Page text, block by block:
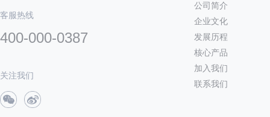
客服热线
400-000-0387
关注我们
公司简介
企业文化
发展历程
核心产品
加入我们
联系我们